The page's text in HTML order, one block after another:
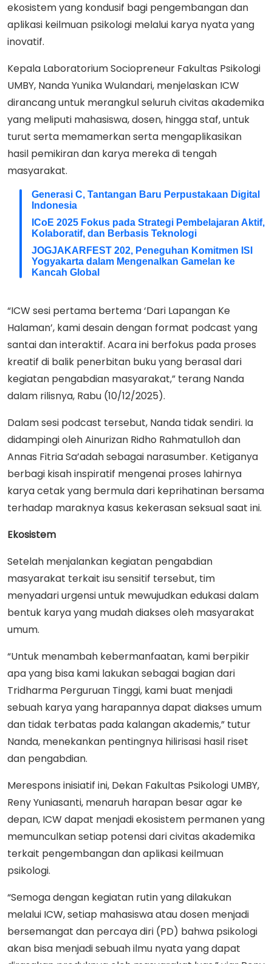
ekosistem yang kondusif bagi pengembangan dan
aplikasi keilmuan psikologi melalui karya nyata yang
inovatif.
Kepala Laboratorium Sociopreneur Fakultas Psikologi
UMBY, Nanda Yunika Wulandari, menjelaskan ICW
dirancang untuk merangkul seluruh civitas akademika
yang meliputi mahasiswa, dosen, hingga staf, untuk
turut serta memamerkan serta mengaplikasikan
hasil pemikiran dan karya mereka di tengah
masyarakat.
Generasi C, Tantangan Baru Perpustakaan Digital
Indonesia
ICoE 2025 Fokus pada Strategi Pembelajaran Aktif,
Kolaboratif, dan Berbasis Teknologi
JOGJAKARFEST 202, Peneguhan Komitmen ISI
Yogyakarta dalam Mengenalkan Gamelan ke
Kancah Global
“ICW sesi pertama bertema ‘Dari Lapangan Ke
Halaman’, kami desain dengan format podcast yang
santai dan interaktif. Acara ini berfokus pada proses
kreatif di balik penerbitan buku yang berasal dari
kegiatan pengabdian masyarakat,” terang Nanda
dalam rilisnya, Rabu (10/12/2025).
Dalam sesi podcast tersebut, Nanda tidak sendiri. Ia
didampingi oleh Ainurizan Ridho Rahmatulloh dan
Annas Fitria Sa’adah sebagai narasumber. Ketiganya
berbagi kisah inspiratif mengenai proses lahirnya
karya cetak yang bermula dari keprihatinan bersama
terhadap maraknya kasus kekerasan seksual saat ini.
Ekosistem
Setelah menjalankan kegiatan pengabdian
masyarakat terkait isu sensitif tersebut, tim
menyadari urgensi untuk mewujudkan edukasi dalam
bentuk karya yang mudah diakses oleh masyarakat
umum.
“Untuk menambah kebermanfaatan, kami berpikir
apa yang bisa kami lakukan sebagai bagian dari
Tridharma Perguruan Tinggi, kami buat menjadi
sebuah karya yang harapannya dapat diakses umum
dan tidak terbatas pada kalangan akademis,” tutur
Nanda, menekankan pentingnya hilirisasi hasil riset
dan pengabdian.
Merespons inisiatif ini, Dekan Fakultas Psikologi UMBY,
Reny Yuniasanti, menaruh harapan besar agar ke
depan, ICW dapat menjadi ekosistem permanen yang
memunculkan setiap potensi dari civitas akademika
terkait pengembangan dan aplikasi keilmuan
psikologi.
“Semoga dengan kegiatan rutin yang dilakukan
melalui ICW, setiap mahasiswa atau dosen menjadi
bersemangat dan percaya diri (PD) bahwa psikologi
akan bisa menjadi sebuah ilmu nyata yang dapat